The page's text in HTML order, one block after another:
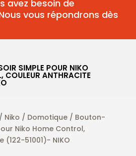
avez besoin de
vous répondrons dès
SIMPLE POUR NIKO
COULEUR ANTHRACITE
Niko / Domotique/ Bouton-
Niko Home Control,
51001)- NIKO